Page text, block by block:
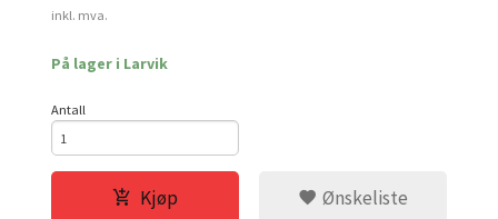
inkl. mva.
På lager i Larvik
Antall
Kjøp Ønskeliste